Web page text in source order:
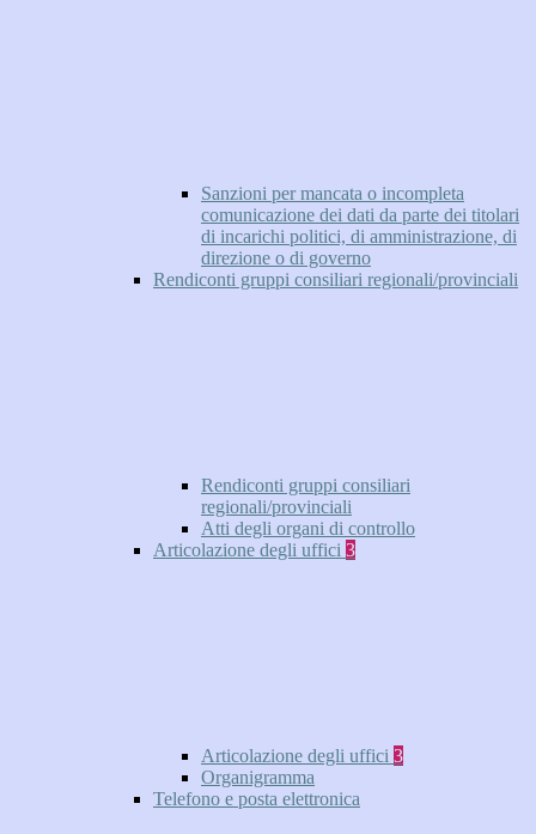
Sanzioni per mancata o incompleta
comunicazione dei dati da parte dei titolari
di incarichi politici, di amministrazione, di
direzione o di governo
Rendiconti gruppi consiliari regionali/provinciali
Rendiconti gruppi consiliari
regionali/provinciali
Atti degli organi di controllo
Articolazione degli uffici 3
Articolazione degli uffici 3
Organigramma
Telefono e posta elettronica